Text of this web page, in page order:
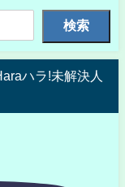
検索
ハラ!未解決人